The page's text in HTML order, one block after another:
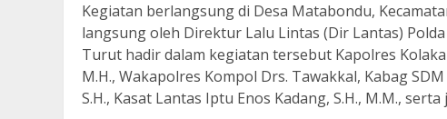
Kegiatan berlangsung di Desa Matabondu,
langsung oleh Direktur Lalu Lintas (Dir Lantas) Polda
Turut hadir dalam kegiatan tersebut Kapolres Kolaka
M.H., Wakapolres Kompol Drs. Tawakkal, Kabag
S.H., Kasat Lantas Iptu Enos Kadang, S.H., M.M.,